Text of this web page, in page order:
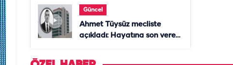
Güncel
Ahmet Tüysüz mecliste
açıkladı: Hayatına son veren